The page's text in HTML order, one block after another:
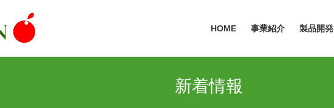
HOME 事業紹介 製品開発
新着情報